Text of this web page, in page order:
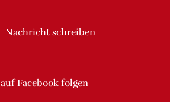
Nachricht schreiben
auf Facebookfolgen